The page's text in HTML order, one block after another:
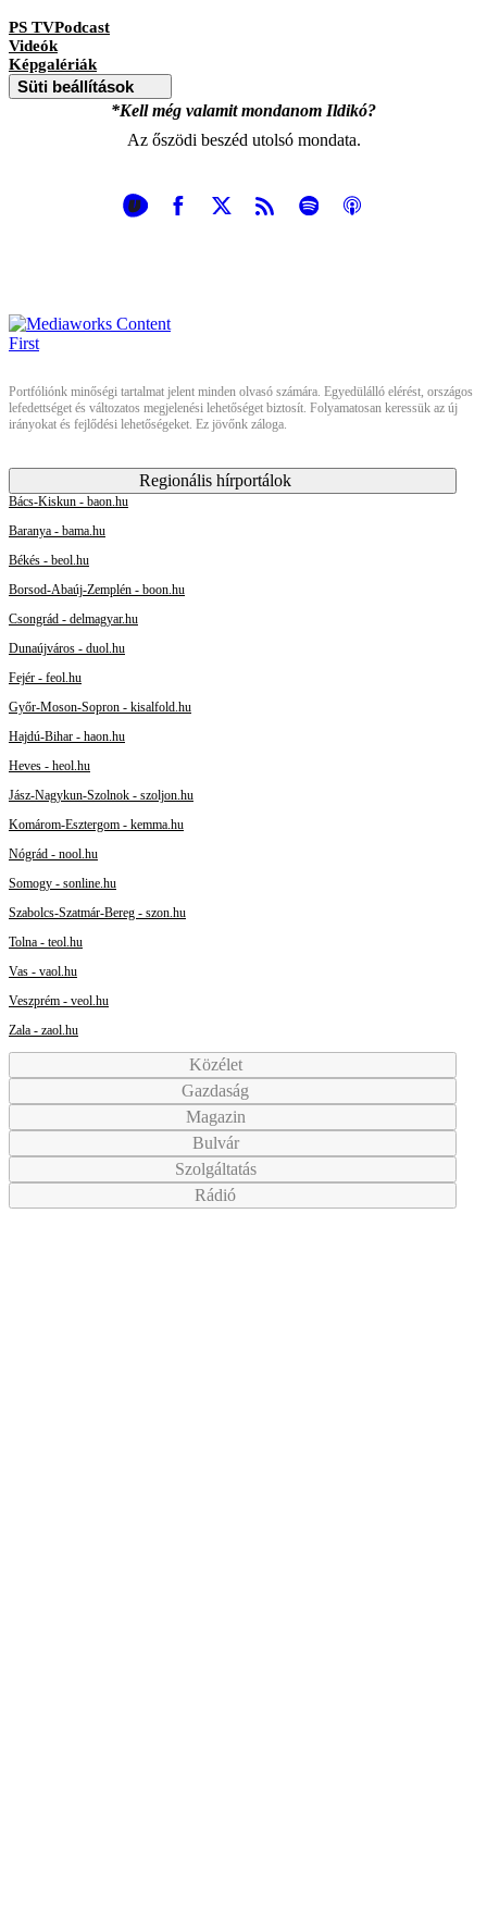
PS TVPodcast
Videók
Képgalériák
Süti beállítások
*Kell még valamit mondanom Ildikó?
Az őszödi beszéd utolsó mondata.
Portfóliónk minőségi tartalmat jelent minden olvasó számára. Egyedülálló elérést, országos
lefedettséget és változatos megjelenési lehetőséget biztosít. Folyamatosan keressük az új
irányokat és fejlődési lehetőségeket. Ez jövőnk záloga.
Regionális hírportálok
Bács-Kiskun - baon.hu
Baranya - bama.hu
Békés - beol.hu
Borsod-Abaúj-Zemplén - boon.hu
Csongrád - delmagyar.hu
Dunaújváros - duol.hu
Fejér - feol.hu
Győr-Moson-Sopron - kisalfold.hu
Hajdú-Bihar - haon.hu
Heves - heol.hu
Jász-Nagykun-Szolnok - szoljon.hu
Komárom-Esztergom - kemma.hu
Nógrád - nool.hu
Somogy - sonline.hu
Szabolcs-Szatmár-Bereg - szon.hu
Tolna - teol.hu
Vas - vaol.hu
Veszprém - veol.hu
Zala - zaol.hu
Közélet
Gazdaság
Magazin
Bulvár
Szolgáltatás
Rádió